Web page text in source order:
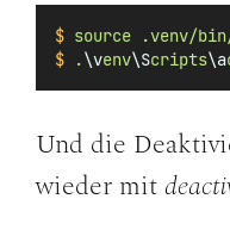
$ source .venv/
$
.\venv\Scripts\a
Und die
wieder mit